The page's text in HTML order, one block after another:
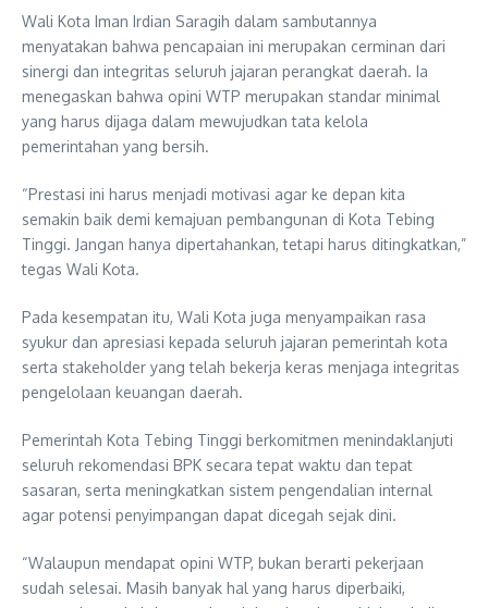
Wali Kota Iman Irdian Saragih dalam sambutannya
menyatakan bahwa pencapaian ini merupakan cerminan dari
sinergi dan integritas seluruh jajaran perangkat daerah. Ia
menegaskan bahwa opini WTP merupakan standar minimal
yang harus dijaga dalam mewujudkan tata kelola
pemerintahan yang bersih.
“Prestasi ini harus menjadi motivasi agar ke depan kita
semakin baik demi kemajuan pembangunan di Kota Tebing
Tinggi. Jangan hanya dipertahankan, tetapi harus ditingkatkan,”
tegas Wali Kota.
Pada kesempatan itu, Wali Kota juga menyampaikan rasa
syukur dan apresiasi kepada seluruh jajaran pemerintah kota
serta stakeholder yang telah bekerja keras menjaga integritas
pengelolaan keuangan daerah.
Pemerintah Kota Tebing Tinggi berkomitmen menindaklanjuti
seluruh rekomendasi BPK secara tepat waktu dan tepat
sasaran, serta meningkatkan sistem pengendalian internal
agar potensi penyimpangan dapat dicegah sejak dini.
“Walaupun mendapat opini WTP, bukan berarti pekerjaan
sudah selesai. Masih banyak hal yang harus diperbaiki,